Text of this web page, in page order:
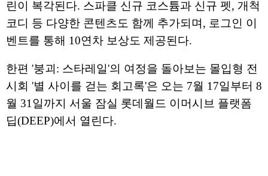
린이 복각된다. 스파클 신규 코스튬과 신규 펫, 개척
코디 등 다양한 콘텐츠도 함께 추가되며, 로그인 이
벤트를 통해 10연차 보상도 제공된다.
한편 '붕괴: 스타레일'의 여정을 돌아보는 몰입형 전
시회 '별 사이를 걷는 회고록'은 오는 7월 17일부터 8
월 31일까지 서울 잠실 롯데월드 이머시브 플랫폼
딥(DEEP)에서 열린다.